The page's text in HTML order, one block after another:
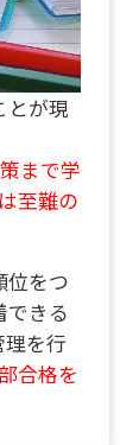
とが現
まで学
至難の
位をつ
できる
を行
合格を